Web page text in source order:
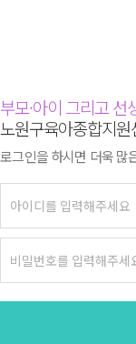
부모·아이 그리고
노원구육아종합지
로그인을 하시면 더욱 많